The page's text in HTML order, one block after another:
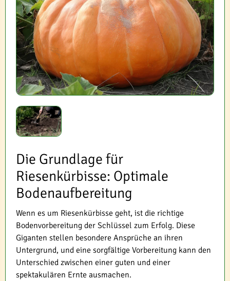
Die Grundlage für
Riesenkürbisse: Optimale
Bodenaufbereitung
Wenn es um Riesenkürbisse geht, ist die richtige
Bodenvorbereitung der Schlüssel zum Erfolg. Diese
Giganten stellen besondere Ansprüche an ihren
Untergrund, und eine sorgfältige Vorbereitung kann den
Unterschied zwischen einer guten und einer
spektakulären Ernte ausmachen.